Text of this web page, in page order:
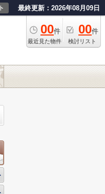
最終更新：2026年08月09日
00件
最近見た物件
00件
検討リスト